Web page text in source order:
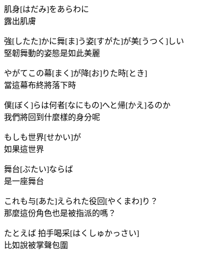
肌身[はだみ]をあらわに
露出肌膚
強[したた]かに舞[ま]う姿[すがた]が美[うつく]しい
堅韌舞動的姿態是如此美麗
やがてこの幕[まく]が降[お]りた時[とき]
當這幕布終將落下時
僕[ぼく]らは何者[なにもの]へと帰[かえ]るのか
我們將回到什麼樣的身分呢
もしも世界[せかい]が
如果這世界
舞台[ぶたい]ならば
是一座舞台
これも与[あた]えられた役回[やくまわ]り？
那麼這份角色也是被指派的嗎？
たとえば 拍手喝采[はくしゅかっさい]
比如說被掌聲包圍